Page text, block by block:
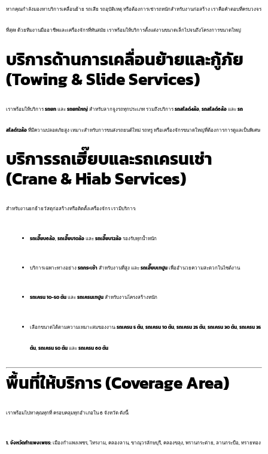
หากคุณกำลังมองหาบริการเคลื่อนย้าย รถเสีย รถอุบัติเหตุ หรือต้องการเช่ารถหนักสำหรับงานก่อสร้าง เราคือคำตอบที่ครบวงจร
ที่สุด! ด้วยทีมงานมืออาชีพและเครื่องจักรที่ทันสมัย เราพร้อมให้บริการตั้งแต่งานขนาดเล็กไปจนถึงโครงการขนาดใหญ่
บริการด้านการเคลื่อนย้ายและกู้ภัย
(Towing & Slide Services)
เราพร้อมให้บริการรถยกและรถยกใหญ่สำหรับลากจูงรถทุกประเภท รวมถึงบริการรถสไลด์4ล้อ,รถสไลด์6ล้อและรถ
สไลด์12ล้อที่มีความปลอดภัยสูง เหมาะสำหรับการขนส่งรถยนต์ใหม่ รถหรู หรือเครื่องจักรขนาดใหญ่ที่ต้องการการดูแลเป็นพิเศษ
บริการรถเฮี๊ยบและรถเครนเช่า
(Crane & Hiab Services)
สำหรับงานยกย้ายวัสดุก่อสร้างหรือติดตั้งเครื่องจักร เรามีบริการ:
รถเฮี๊ยบ6ล้อ,รถเฮี๊ยบ10ล้อและรถเฮี๊ยบ12ล้อรองรับทุกน้ำหนัก
บริการเฉพาะทางอย่างรถกระเช้าสำหรับงานที่สูง และรถเฮี๊ยบเทปูนเพื่ออำนวยความสะดวกในไซต์งาน
รถเครน 10-50 ตันและรถเครนเทปูนสำหรับงานโครงสร้างหนัก
เลือกขนาดได้ตามความเหมาะสมของงาน:รถเครน 5 ตัน,รถเครน 10 ตัน,รถเครน 25 ตัน,รถเครน 30 ตัน,รถเครน 35
ตัน,รถเครน 50 ตันและรถเครน 60 ตัน
พื้นที่ให้บริการ (Coverage Area)
เราพร้อมไปหาคุณทุกที่ ครอบคลุมทุกอำเภอใน 6 จังหวัด ดังนี้:
1. จังหวัดกำแพงเพชร:เมืองกำแพงเพชร, ไทรงาม, คลองลาน, ขาณุวรลักษบุรี, คลองขลุง, พรานกระต่าย, ลานกระบือ, ทรายทอง